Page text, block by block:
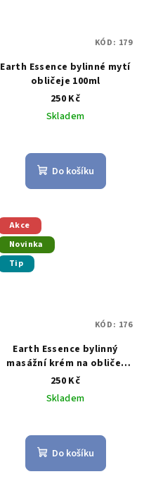
Earth Essence bylinné mytí
obličeje 100ml
250 Kč
Skladem
Do košíku
KÓD: 179
Akce
Novinka
Tip
Earth Essence bylinný
masážní krém na obličej
100ml
250 Kč
Skladem
Do košíku
KÓD: 176